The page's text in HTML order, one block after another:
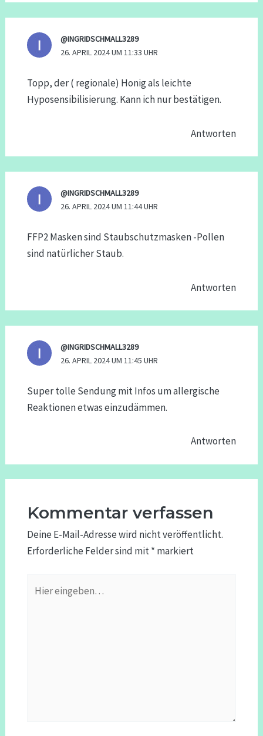
@INGRIDSCHMALL3289
26. APRIL 2024 UM 11:33 UHR
Topp, der ( regionale) Honig als leichte
Hyposensibilisierung. Kann ich nur bestätigen.
Antworten
@INGRIDSCHMALL3289
26. APRIL 2024 UM 11:44 UHR
FFP2 Masken sind Staubschutzmasken -Pollen
sind natürlicher Staub.
Antworten
@INGRIDSCHMALL3289
26. APRIL 2024 UM 11:45 UHR
Super tolle Sendung mit Infos um allergische
Reaktionen etwas einzudämmen.
Antworten
Kommentar verfassen
Deine E-Mail-Adresse wird nicht veröffentlicht.
Erforderliche Felder sind mit* markiert
eingeben…